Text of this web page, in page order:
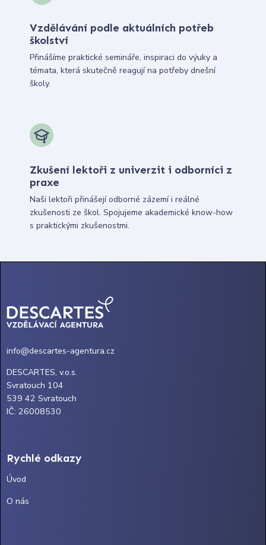
Vzdělávání podle aktuálních potřeb
školství
Přinášíme praktické semináře, inspiraci do výuky a
témata, která skutečně reagují na potřeby dnešní
školy.
Zkušení lektoři z univerzit i odborníci z
praxe
Naši lektoři přinášejí odborné zázemí i reálné
zkušenosti ze škol. Spojujeme akademické know-how
s praktickými zkušenostmi.
info@descartes-agentura.cz
DESCARTES, v.o.s.
Svratouch 104
539 42 Svratouch
IČ: 26008530
Rychlé odkazy
Úvod
O nás